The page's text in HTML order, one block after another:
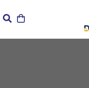
to
content